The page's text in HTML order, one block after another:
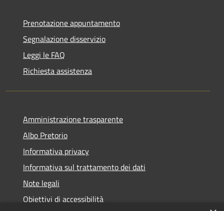
Prenotazione appuntamento
Segnalazione disservizio
Leggi le FAQ
Richiesta assistenza
Amministrazione trasparente
Albo Pretorio
Informativa privacy
Informativa sul trattamento dei dati
Note legali
Obiettivi di accessibilità